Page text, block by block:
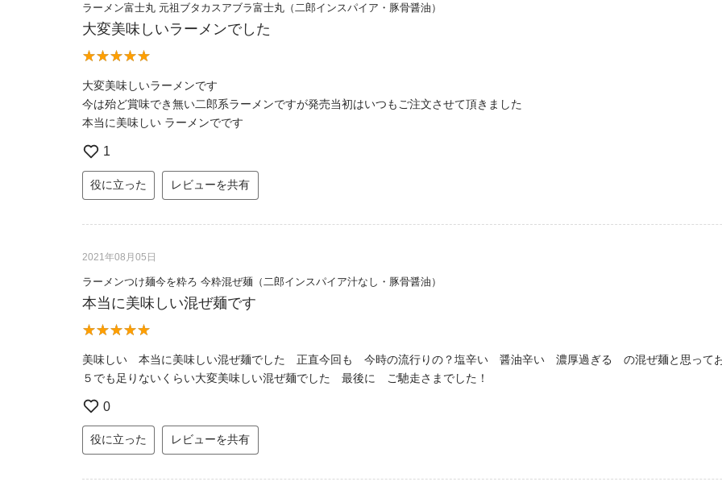
ラーメン富士丸 元祖ブタカスアブラ富士丸（二郎インスパイア・豚骨醤油）
大変美味しいラーメンでした
大変美味しいラーメンです
今は殆ど賞味でき無い二郎系ラーメンですが発売当初はいつもご注文させて頂きました
本当に美味しい ラーメンでです
1
役に立った レビューを共有
2021年08月05日
ラーメンつけ麺今を粋ろ 今粋混ぜ麺（二郎インスパイア汁なし・豚骨醤油）
本当に美味しい混ぜ麺です
美味しい 本当に美味しい混ぜ麺でした 正直今回も 今時の流行りの？塩辛い 醤油辛い 濃厚過ぎる の混ぜ麺と思
５でも足りないくらい大変美味しい混ぜ麺でした 最後に ご馳走さまでした！
0
役に立った レビューを共有